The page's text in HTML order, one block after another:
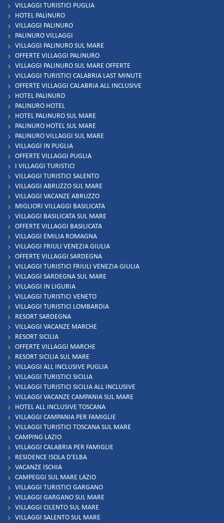
VILLAGGI TURISTICI PUGLIA
HOTEL PALINURO
VILLAGGI PALINURO
PALINURO VILLAGGI
VILLAGGI PALINURO SUL MARE
OFFERTE VILLAGGI PALINURO
VILLAGGI PALINURO SUL MARE OFFERTE
VILLAGGI TURISTICI CALABRIA LAST MINUTE
OFFERTE VILLAGGI CALABRIA ALL INCLUSIVE
HOTEL PALINURO
PALINURO HOTEL
HOTEL PALINURO SUL MARE
PALINURO HOTEL SUL MARE
PALINURO VILLAGGI SUL MARE
VILLAGGI IN PUGLIA
OFFERTE VILLAGGI PUGLIA
I VILLAGGI TURISTICI
VILLAGGI TURISTICI SALENTO
VILLAGGI ABRUZZO SUL MARE
VILLAGGI VACANZE ABRUZZO
MIGLIORI VILLAGGI BASILICATA
VILLAGGI BASILICATA SUL MARE
OFFERTE VILLAGGI BASILICATA
VILLAGGI EMILIA ROMAGNA
VILLAGGI FRIULI VENEZIA GIULIA
OFFERTE VILLAGGI SARDEGNA
VILLAGGI TURISTICI FRIULI VENEZIA GIULIA
VILLAGGI SARDEGNA SUL MARE
VILLAGGI IN LIGURIA
VILLAGGI TURISTICI VENETO
VILLAGGI TURISTICI LOMBARDIA
RESORT SARDEGNA
VILLAGGI VACANZE MARCHE
RESORT SICILIA
OFFERTE VILLAGGI MARCHE
RESORT SICILIA SUL MARE
VILLAGGI ALL INCLUSIVE PUGLIA
VILLAGGI TURISTICI SICILIA
VILLAGGI TURISTICI SICILIA ALL INCLUSIVE
VILLAGGI VACANZE CAMPANIA SUL MARE
HOTEL ALL INCLUSIVE TOSCANA
VILLAGGI CAMPANIA PER FAMIGLIE
VILLAGGI TURISTICI TOSCANA SUL MARE
CAMPING LAZIO
VILLAGGI CALABRIA PER FAMIGLIE
RESIDENCE ISOLA D'ELBA
VACANZE ISCHIA
CAMPEGGI SUL MARE LAZIO
VILLAGGI TURISTICI GARGANO
VILLAGGI GARGANO SUL MARE
VILLAGGI CILENTO SUL MARE
VILLAGGI SALENTO SUL MARE